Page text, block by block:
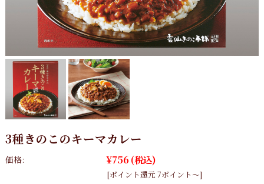
3種きのこのキーマカレー
価格: ¥756 (税込)
[ポイント還元 7ポイント～]